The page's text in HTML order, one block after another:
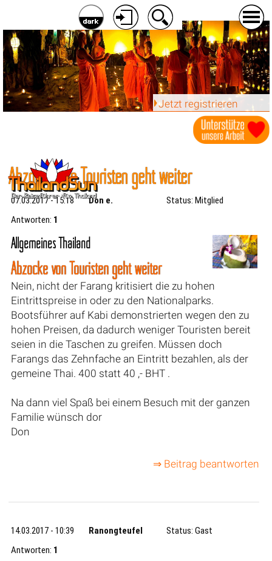
Jetzt registrieren
Abzocke von Touristen geht weiter
07.03.2017 - 15:18 Don e.
Status: Mitglied
Antworten: 1
Allgemeines Thailand
Abzocke von Touristen geht weiter
Nein, nicht der Farang kritisiert die zu hohen
Eintrittspreise in oder zu den Nationalparks.
Bootsführer auf Kabi demonstrierten wegen den zu
hohen Preisen, da dadurch weniger Touristen bereit
seien in die Taschen zu greifen. Müssen doch
Farangs das Zehnfache an Eintritt bezahlen, als der
gemeine Thai. 400 statt 40 ,- BHT .
Na dann viel Spaß bei einem Besuch mit der ganzen
Familie wünsch dor
Don
⇒ Beitrag beantworten
14.03.2017 - 10:39 Ranongteufel
Status: Gast
Antworten: 1